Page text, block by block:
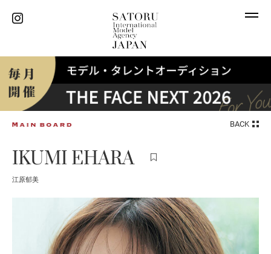
IKUMI EHARA
江原郁美
BACK